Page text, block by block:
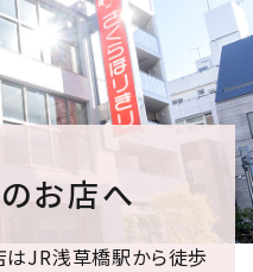
お店へ
はJR浅草橋駅から徒歩